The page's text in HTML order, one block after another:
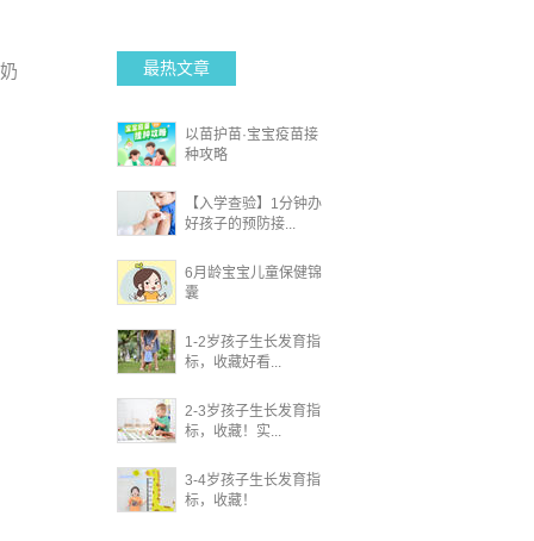
最热文章
以苗护苗·宝宝疫苗接
种攻略
【入学查验】1分钟办
好孩子的预防接...
6月龄宝宝儿童保健锦
囊
1-2岁孩子生长发育指
标，收藏好看...
2-3岁孩子生长发育指
标，收藏！实...
3-4岁孩子生长发育指
标，收藏！